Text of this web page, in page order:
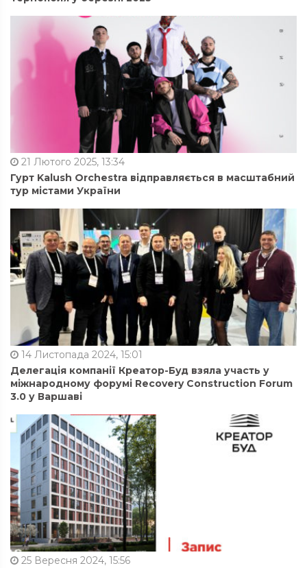
21 Лютого 2025, 13:34
Гурт Kalush Orchestra відправляється в масштабний
тур містами України
14 Листопада 2024, 15:01
Делегація компанії Креатор-Буд взяла участь у
міжнародному форумі Recovery Construction Forum
3.0 у Варшаві
25 Вересня 2024, 15:56